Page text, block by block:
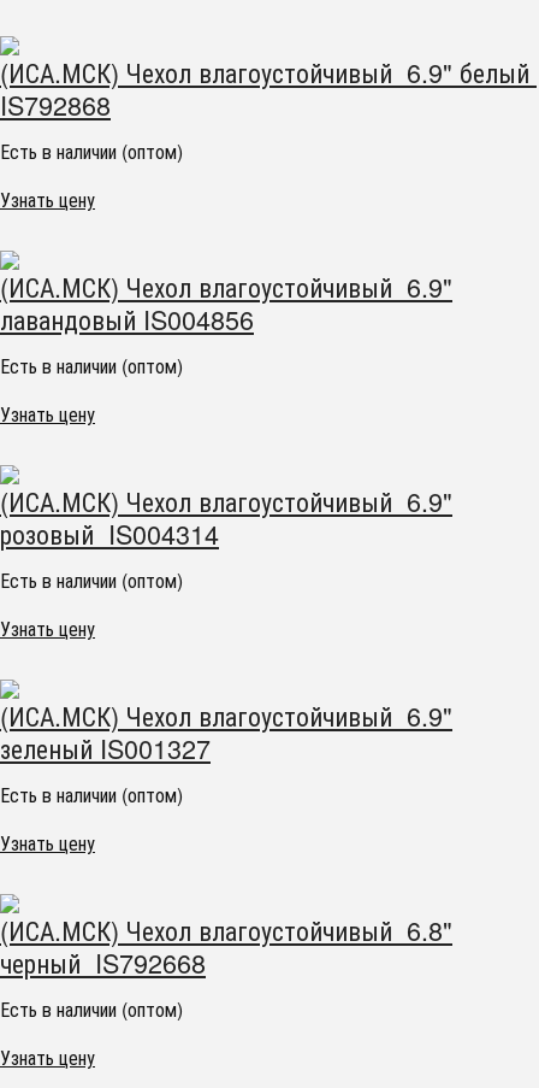
(ИСА.МСК) Чехол влагоустойчивый 6.9" белый
IS792868
Есть в наличии (оптом)
Узнать цену
(ИСА.МСК) Чехол влагоустойчивый 6.9"
лавандовый IS004856
Есть в наличии (оптом)
Узнать цену
(ИСА.МСК) Чехол влагоустойчивый 6.9"
розовый IS004314
Есть в наличии (оптом)
Узнать цену
(ИСА.МСК) Чехол влагоустойчивый 6.9"
зеленый IS001327
Есть в наличии (оптом)
Узнать цену
(ИСА.МСК) Чехол влагоустойчивый 6.8"
черный IS792668
Есть в наличии (оптом)
Узнать цену